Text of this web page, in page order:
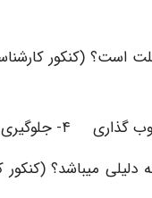
است؟ (کنکور
میباشد؟